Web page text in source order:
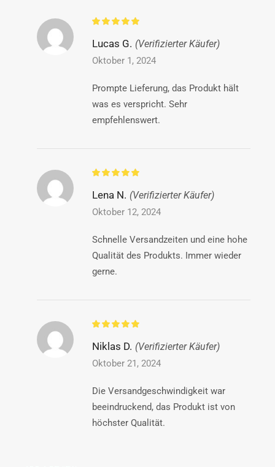
Lucas G. (Verifizierter Käufer)
Oktober 1, 2024
Prompte Lieferung, das Produkt hält
was es verspricht. Sehr
empfehlenswert.
Lena N. (Verifizierter Käufer)
Oktober 12, 2024
Schnelle Versandzeiten und eine hohe
Qualität des Produkts. Immer wieder
gerne.
Niklas D. (Verifizierter Käufer)
Oktober 21, 2024
Die Versandgeschwindigkeit war
beeindruckend, das Produkt ist von
höchster Qualität.